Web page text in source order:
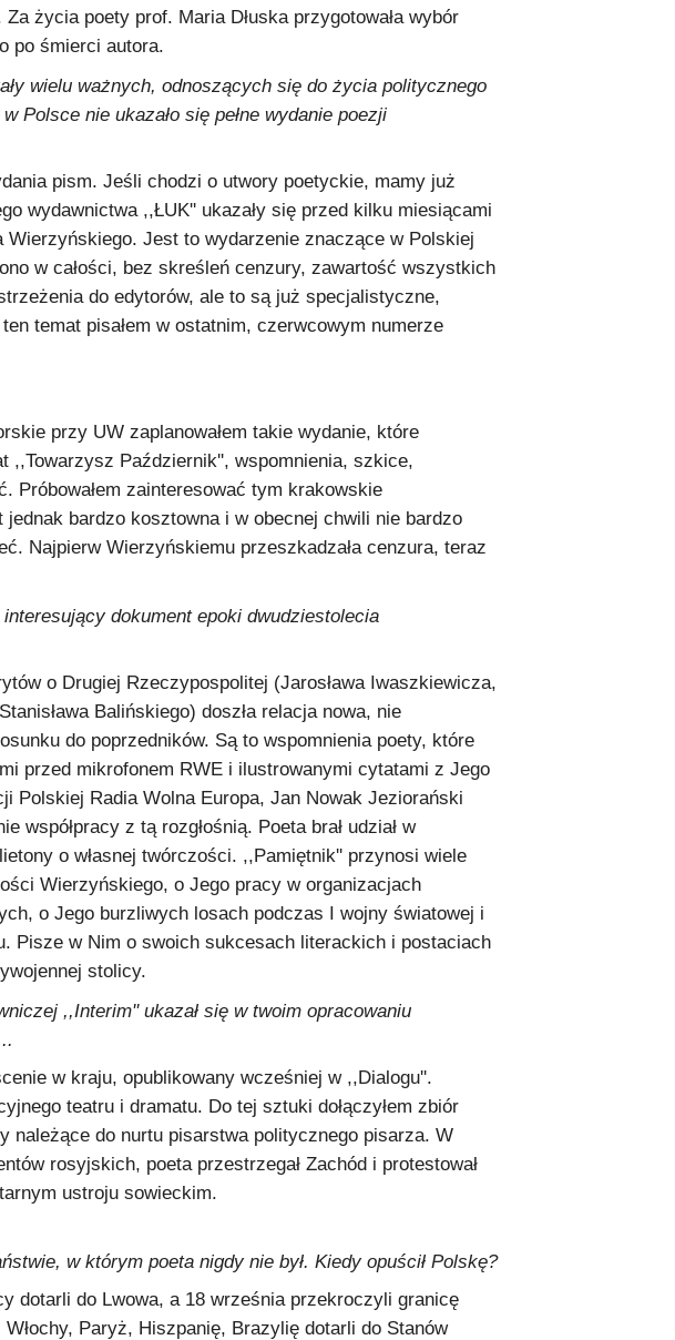
życia poety prof. Maria Dłuska przygotowała wybór
po śmierci autora.
wielu ważnych, odnoszących się do życia politycznego
Polsce nie ukazało się pełne wydanie poezji
pism. Jeśli chodzi o utwory poetyckie, mamy już
wydawnictwa ,,ŁUK'' ukazały się przed kilku miesiącami
Jest to wydarzenie znaczące w Polskiej
w całości, bez skreśleń cenzury, zawartość wszystkich
do edytorów, ale to są już specjalistyczne,
temat pisałem w ostatnim, czerwcowym numerze
przy UW zaplanowałem takie wydanie, które
,,Towarzysz Październik'', wspomnienia, szkice,
Próbowałem zainteresować tym krakowskie
bardzo kosztowna i w obecnej chwili nie bardzo
Najpierw Wierzyńskiemu przeszkadzała cenzura, teraz
dokument epoki dwudziestolecia
o Drugiej Rzeczypospolitej (Jarosława Iwaszkiewicza,
Balińskiego) doszła relacja nowa, nie
do poprzedników. Są to wspomnienia poety, które
przed mikrofonem RWE i ilustrowanymi cytatami z Jego
Polskiej Radia Wolna Europa, Jan Nowak Jeziorański
współpracy z tą rozgłośnią. Poeta brał udział w
o własnej twórczości. ,,Pamiętnik'' przynosi wiele
Wierzyńskiego, o Jego pracy w organizacjach
o Jego burzliwych losach podczas I wojny światowej i
Pisze w Nim o swoich sukcesach literackich i postaciach
stolicy.
,,Interim'' ukazał się w twoim opracowaniu
w kraju, opublikowany wcześniej w ,,Dialogu''.
teatru i dramatu. Do tej sztuki dołączyłem zbiór
należące do nurtu pisarstwa politycznego pisarza. W
rosyjskich, poeta przestrzegał Zachód i protestował
ustroju sowieckim.
w którym poeta nigdy nie był. Kiedy opuścił Polskę?
dotarli do Lwowa, a 18 września przekroczyli granicę
Paryż, Hiszpanię, Brazylię dotarli do Stanów